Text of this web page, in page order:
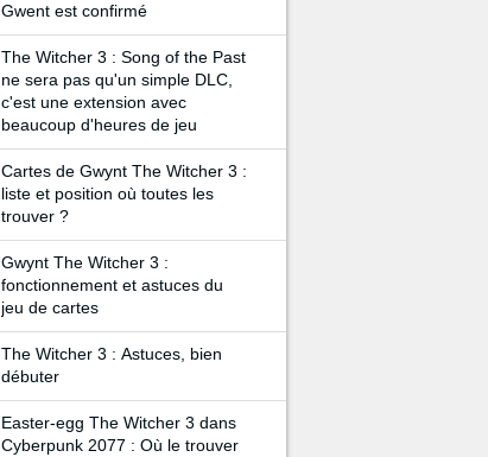
Gwent est confirmé
The Witcher 3 : Song of the Past
ne sera pas qu'un simple DLC,
c'est une extension avec
beaucoup d'heures de jeu
Cartes de Gwynt The Witcher 3 :
liste et position où toutes les
trouver ?
Gwynt The Witcher 3 :
fonctionnement et astuces du
jeu de cartes
The Witcher 3 : Astuces, bien
débuter
Easter-egg The Witcher 3 dans
Cyberpunk 2077 : Où le trouver